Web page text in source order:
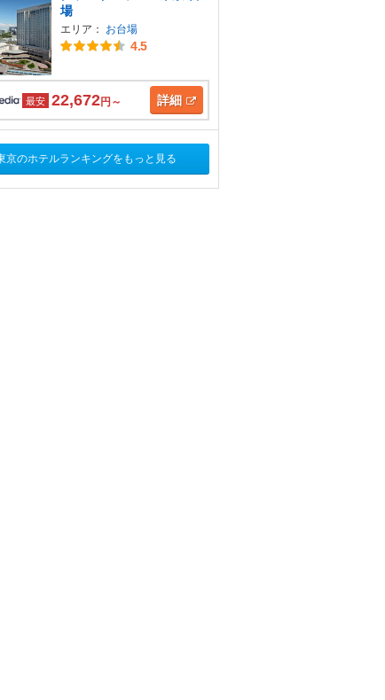
場
エリア： お台場
4.5
最安 22,672円～ 詳細
京のホテルランキングをもっと見る